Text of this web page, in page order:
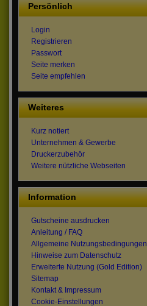
Persönlich
Login
Registrieren
Passwort
Seite merken
Seite empfehlen
Weiteres
Kurz notiert
Unternehmen & Gewerbe
Druckerzubehör
Weitere nützliche Webseiten
Information
Gutscheine ausdrucken
Anleitung / FAQ
Allgemeine Nutzungsbedingungen
Hinweise zum Datenschutz
Erweiterte Nutzung (Gold Edition)
Sitemap
Kontakt & Impressum
Cookie-Einstellungen